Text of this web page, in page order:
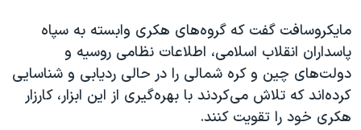
مایکروسافت گفت که گروه‌های هکری وابسته به سپاه
پاسداران انقلاب اسلامی، اطلاعات نظامی روسیه و
دولت‌های چین و کره شمالی را در حالی ردیابی و شناسایی
کرده‌اند که تلاش می‌کردند با بهره‌گیری از این ابزار، کارزار
هکری خود را تقویت کنند.